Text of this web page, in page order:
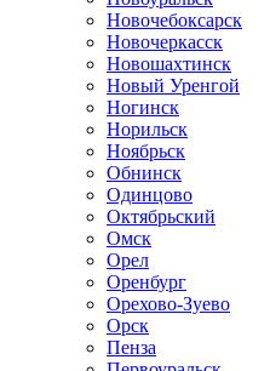
Новочебоксарск
Новочеркасск
Новошахтинск
Новый Уренгой
Ногинск
Норильск
Ноябрьск
Обнинск
Одинцово
Октябрьский
Омск
Орел
Оренбург
Орехово-Зуево
Орск
Пенза